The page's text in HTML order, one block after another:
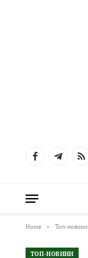
FacebookTelegramRSS
Home » Топ-новини
ТОП-НОВИНИ